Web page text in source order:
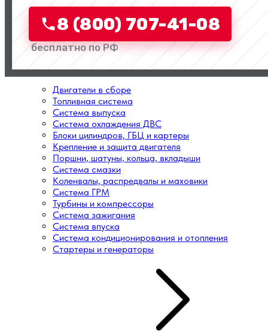
8 (800) 707-41-08
бесплатно по РФ
Двигатели в сборе
Топливная система
Система выпуска
Система охлаждения ДВС
Блоки цилиндров, ГБЦ и картеры
Крепление и защита двигателя
Поршни, шатуны, кольца, вкладыши
Система смазки
Коленвалы, распредвалы и маховики
Система ГРМ
Турбины и компрессоры
Система зажигания
Система впуска
Система кондиционирования и отопления
Стартеры и генераторы